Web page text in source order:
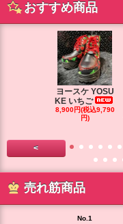
おすすめ商品
ヨースケ YOSU
KE いちご
8,900円(税込9,790
円)
<
売れ筋商品
No.1